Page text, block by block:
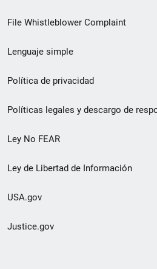
de
de
pie
de
página
File Whistleblower Complaint
Lenguaje simple
Política de privacidad
Políticas legales y descargo de
Ley No FEAR
Ley de Libertad de Información
USA.gov
Justice.gov